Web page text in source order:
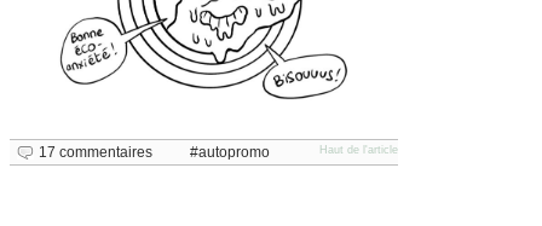
Haut de l'article
17 commentaires autopromo